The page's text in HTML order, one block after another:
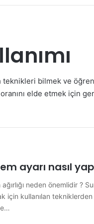
teknikleri bilmek ve
elde etmek için
ayarı nasıl
neden önemlidir ?
için kullanılan